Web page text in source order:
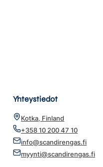
Yhteystiedot
Kotka, Finland
+358 10 200 47 10
info@scandirengas.fi
myynti@scandirengas.fi